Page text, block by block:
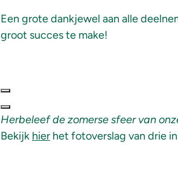
Een grote dankjewel aan alle
groot succeste make!
Herbeleef de zomerse sfeer van
Bekijk hierhet fotoverslag van drie